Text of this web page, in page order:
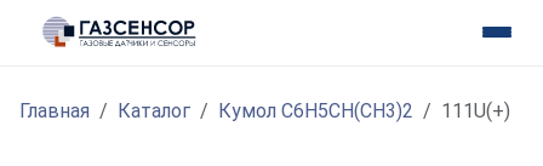
Главная Каталог Кумол C6H5CH(CH3)2 111U(+)